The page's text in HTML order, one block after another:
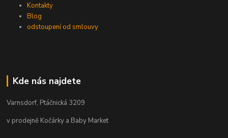
Kontakty
Blog
odstoupení od smlouvy
Kde nás najdete
Varnsdorf, Ptáčnická 3209
v prodejně Kočárky a Baby Market